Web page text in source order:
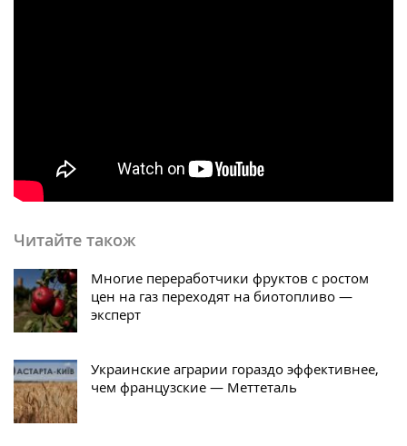
Читайте також
Многие переработчики фруктов с ростом
цен на газ переходят на биотопливо —
эксперт
Украинские аграрии гораздо эффективнее,
чем французские — Меттеталь